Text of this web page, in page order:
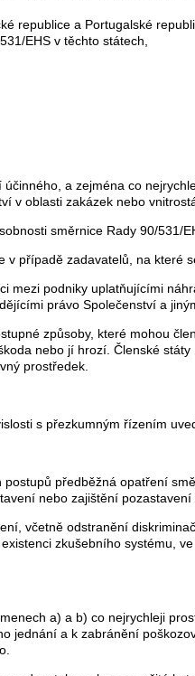
republice a Portugalské
EHS v těchto státech,
a zejména co
v oblasti zakázek nebo
směrnice Rady 90/531/
případě zadavatelů, na které
mezi podniky uplatňujícími
právo Společenství a
způsoby, které mohou
nebo jí hrozí. Členské
prostředek.
s přezkumným řízením
předběžná opatření
nebo zajištění
včetně odstranění
zkušebního systému,
a) a b) co nejrychleji
jednání a k zabránění